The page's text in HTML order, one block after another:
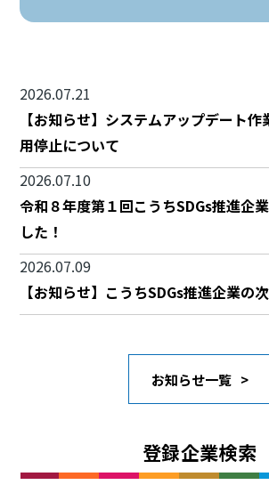
2026.07.21
【お知らせ】システムアップデート
用停止について
2026.07.10
令和８年度第１回こうちSDGs推進企
した！
2026.07.09
【お知らせ】こうちSDGs推進企業の
お知らせ一覧
登録企業検索